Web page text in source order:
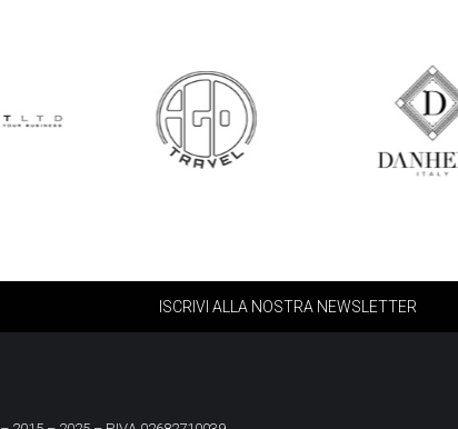
ISCRIVI ALLA NOSTRA NEWSLETTER